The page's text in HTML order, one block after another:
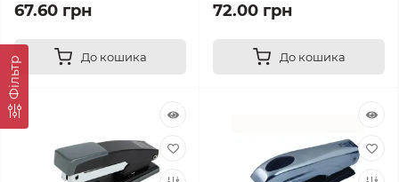
Фільтр
67.60 грн
До кошика
72.00 грн
До кошика